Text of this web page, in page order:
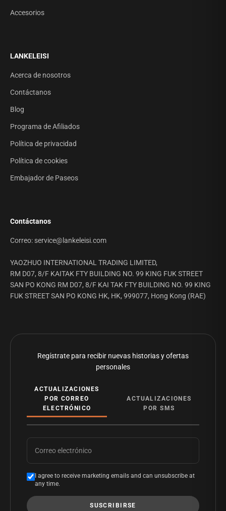
Accesorios
LANKELEISI
Acerca de nosotros
Contáctanos
Blog
Programa de Afiliados
Política de privacidad
Política de cookies
Embajador de Paseos
Contáctanos
Correo: service@lankeleisi.com
YAOZHUO INTERNATIONAL TRADING LIMITED,
RM D07, 8/F KAITAK FTY BUILDING NO. 99 KING FUK STREET
SAN PO KONG RM D07, 8/F KAI TAK FTY BUILDING NO. 99 KING
FUK STREET SAN PO KONG HK, HK, 999077, Hong Kong (RAE)
Regístrate para recibir nuevas historias y ofertas
personales
ACTUALIZACIONES
POR CORREO
ELECTRÓNICO
ACTUALIZACIONES
POR SMS
Correo electrónico
I agree to receive marketing emails and can unsubscribe at
any time.
SUSCRIBIRSE